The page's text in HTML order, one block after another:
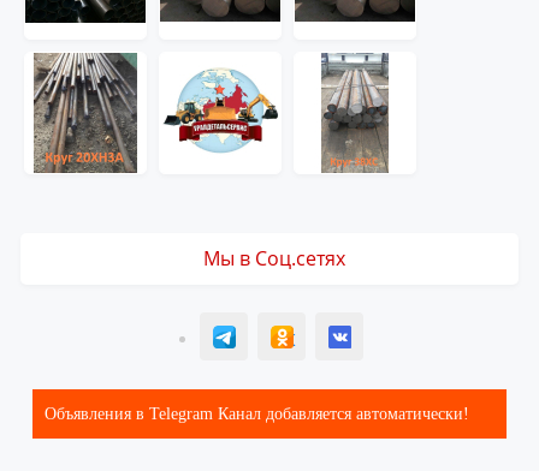
Мы в Соц.сетях
T ОК ВК
Объявления в Telegram Канал добавляется автоматически!